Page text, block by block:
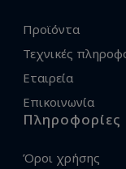
Προϊόντα
Τεχνικές
Εταιρεία
Επικοινωνία
Πληροφορίες
Όροι χρήσης